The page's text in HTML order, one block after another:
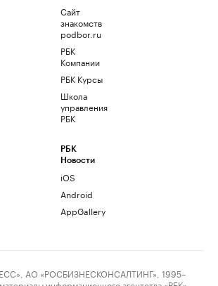
Сайт
знакомств
podbor.ru
РБК
Компании
РБК Курсы
Школа
управления
РБК
РБК
Новости
iOS
Android
AppGallery
АО «РОСБИЗНЕСКОНСАЛТИНГ», 1995–